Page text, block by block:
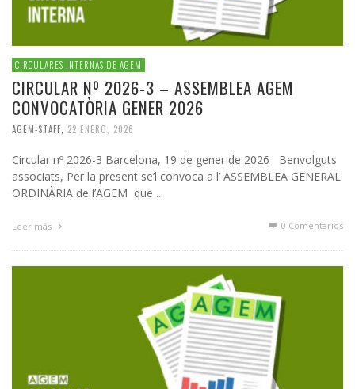
CIRCULARES INTERNAS DE AGEM
CIRCULAR Nº 2026-3 – ASSEMBLEA AGEM
CONVOCATÒRIA GENER 2026
AGEM-STAFF 22 ENERO, 2026
Circular nº 2026-3 Barcelona, 19 de gener de 2026 Benvolguts
associats, Per la present se’l convoca a l’ ASSEMBLEA GENERAL
ORDINÀRIA de l’AGEM que ...
Leer más 0 Comentarios